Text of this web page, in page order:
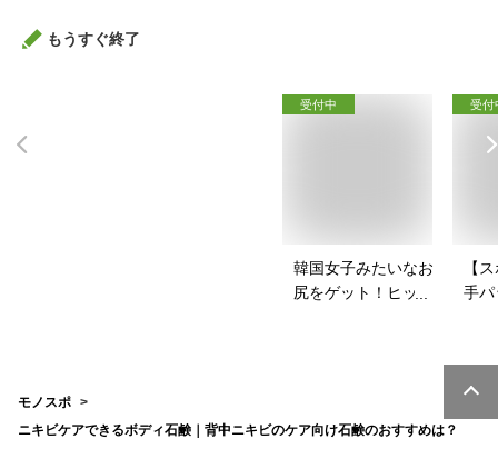
もうすぐ終了
受付中
韓国女子みたいなお
尻をゲット！ヒップ
受付
【
手パ
モノスポ
ニキビケアできるボディ石鹸｜背中ニキビのケア向け石鹸のおすすめは？